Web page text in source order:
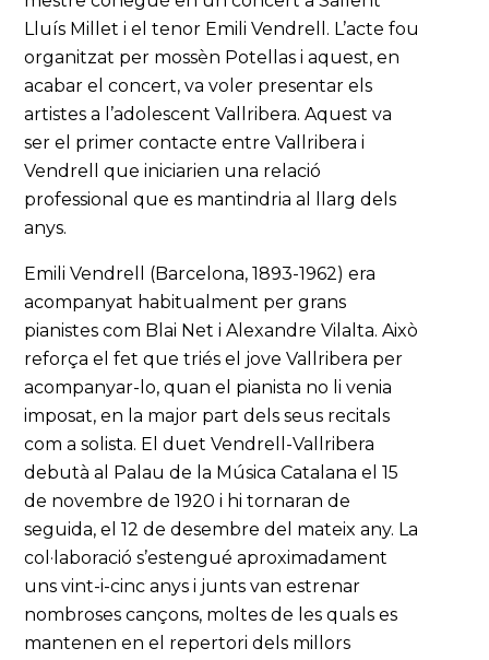
Lluís Millet i el tenor Emili Vendrell. L’acte fou
organitzat per mossèn Potellas i aquest, en
acabar el concert, va voler presentar els
artistes a l’adolescent Vallribera. Aquest va
ser el primer contacte entre Vallribera i
Vendrell que iniciarien una relació
professional que es mantindria al llarg dels
anys.
Emili Vendrell (Barcelona, 1893-1962) era
acompanyat habitualment per grans
pianistes com Blai Net i Alexandre Vilalta. Això
reforça el fet que triés el jove Vallribera per
acompanyar-lo, quan el pianista no li venia
imposat, en la major part dels seus recitals
com a solista. El duet Vendrell-Vallribera
debutà al Palau de la Música Catalana el 15
de novembre de 1920 i hi tornaran de
seguida, el 12 de desembre del mateix any. La
col·laboració s’estengué aproximadament
uns vint-i-cinc anys i junts van estrenar
nombroses cançons, moltes de les quals es
mantenen en el repertori dels millors